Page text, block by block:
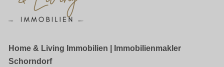
Home & Living Immobilien | Immobilienmakler
Schorndorf